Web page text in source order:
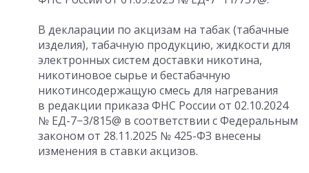
В декларации по акцизам на табак (табачные
изделия), табачную продукцию, жидкости для
электронных систем доставки никотина,
никотиновое сырье и бестабачную
никотинсодержащую смесь для нагревания
в редакции приказа ФНС России от 02.10.2024
№ ЕД-7−3/815@ в соответствии с Федеральным
законом от 28.11.2025 № 425-ФЗ внесены
изменения в ставки акцизов.